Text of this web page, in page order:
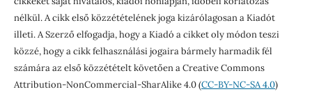
nélkül. A cikk első közzétételének joga kizárólagosan a Kiadót
illeti. A Szerző elfogadja, hogy a Kiadó a cikket oly módon teszi
közzé, hogy a cikk felhasználási jogaira bármely harmadik fél
számára az első közzétételt követően a Creative Commons
Attribution-NonCommercial-SharAlike 4.0 (CC-BY-NC-SA 4.0)